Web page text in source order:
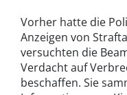
Vorher hatte die
Anzeigen von
versuchten die
Verdacht auf
beschaffen. Sie